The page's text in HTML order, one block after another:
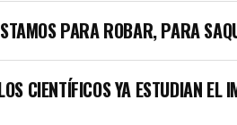
PARA ROBAR, PARA
CIENTÍFICOS YA ESTUDIAN EL